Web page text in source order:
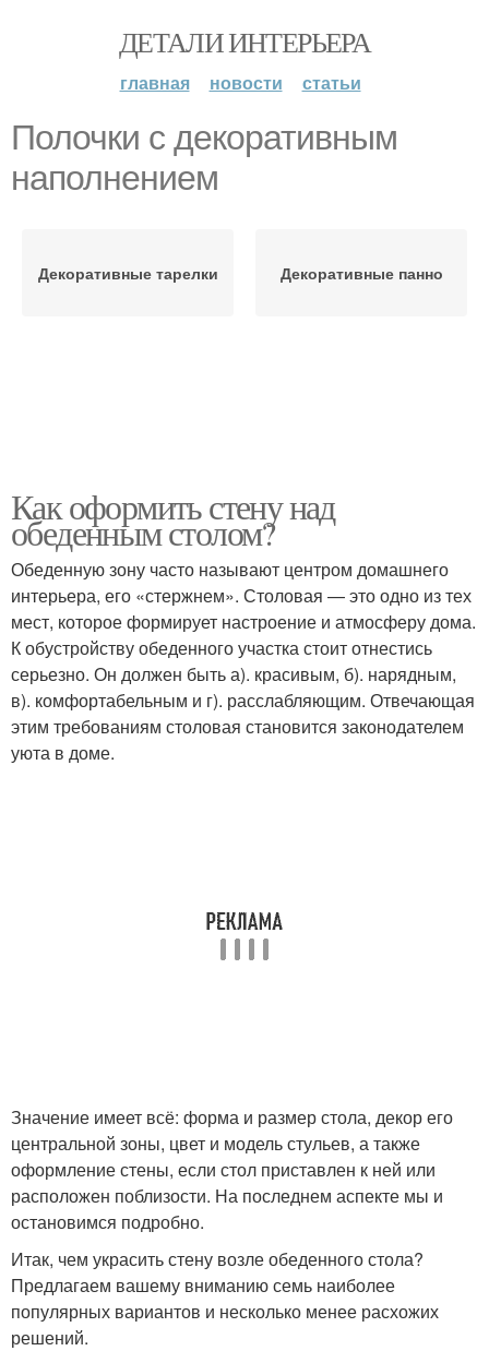
ДЕТАЛИ ИНТЕРЬЕРА
главная новости статьи
Полочки с декоративным
наполнением
Декоративные тарелки Декоративные панно
Как оформить стену над
обеденным столом?
Обеденную зону часто называют центром домашнего
интерьера, его «стержнем». Столовая — это одно из тех
мест, которое формирует настроение и атмосферу дома.
К обустройству обеденного участка стоит отнестись
серьезно. Он должен быть а). красивым, б). нарядным,
в). комфортабельным и г). расслабляющим. Отвечающая
этим требованиям столовая становится законодателем
уюта в доме.
Значение имеет всё: форма и размер стола, декор его
центральной зоны, цвет и модель стульев, а также
оформление стены, если стол приставлен к ней или
расположен поблизости. На последнем аспекте мы и
остановимся подробно.
Итак, чем украсить стену возле обеденного стола?
Предлагаем вашему вниманию семь наиболее
популярных вариантов и несколько менее расхожих
решений.